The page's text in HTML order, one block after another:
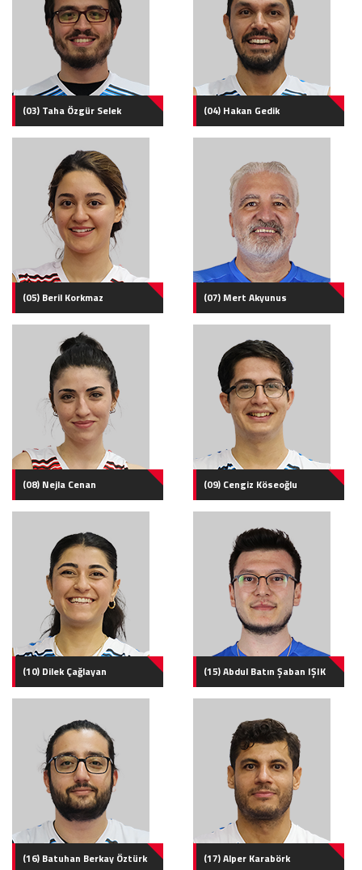
(03) Taha Özgür Selek (04) Hakan Gedik
(05) Beril Korkmaz (07) Mert Akyunus
(08) Nejla Cenan (09) Cengiz Köseoğlu
(10) Dilek Çağlayan (15) Abdul Batın Şaban IŞIK
(16) Batuhan Berkay Öztürk (17) Alper Karabörk